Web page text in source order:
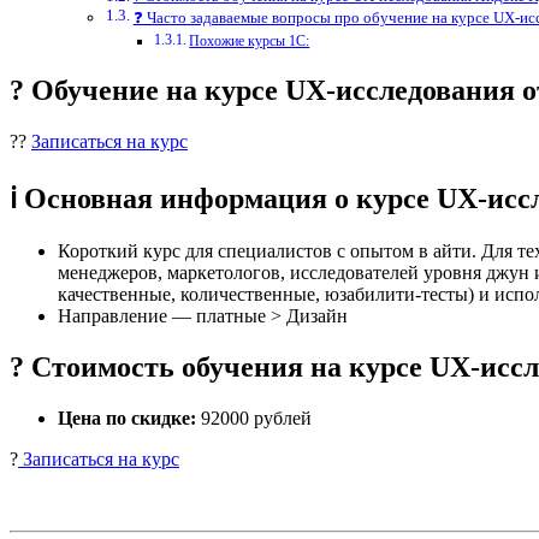
❓ Часто задаваемые вопросы про обучение на курсе UX-
Похожие курсы 1С:
? Обучение на курсе UX-
?? Записаться на курс
ℹ️ Основная информация о курсе UX-
Короткий курс для специалистов с опытом в айти. Для
менеджеров, маркетологов, исследователей уровня
качественные, количественные, юзабилити-тесты) и
Направление — платные > Дизайн
? Стоимость обучения на курсе UX-
Цена по скидке: 92000 рублей
? Записаться на курс